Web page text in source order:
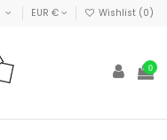
EUR € Wishlist (0)
0